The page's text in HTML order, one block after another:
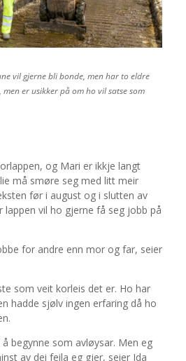
vil gjerne bli bonde, men har to eldre
er usikker på om ho vil satse som
og Mari er ikkje langt
må smøre seg med litt meir
før i august og i slutten av
lappen vil ho gjerne få seg jobb på
for andre enn mor og far, seier
som veit korleis det er. Ho har
hadde sjølv ingen erfaring då ho
begynne som avløysar. Men eg
av dei feila eg gjer, seier Ida